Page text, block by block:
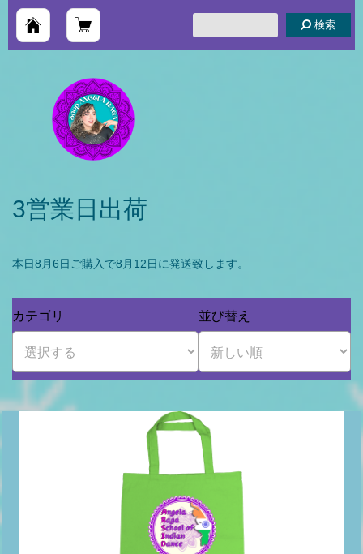
検索
3営業日出荷
本日8月6日ご購入で8月12日に発送致します。
カテゴリ 並び替え